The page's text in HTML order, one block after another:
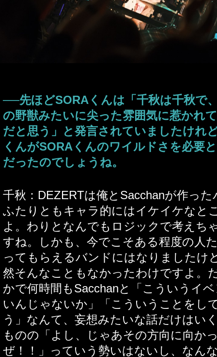
──先ほどSORAくんは「千秋は千秋で
の野獣みたいに尖った雰囲気に惹かれ
だと思う」と発言されていましたけれ
くんがSORAくんのワイルドさを必要
だったのでしょうね。
千秋：DEZERTは俺とSacchanが作っ
ふたりともキャラ的にはイケイケなと
よ。わりとなんでもロジックで考えち
すね。しかも、今でこそある程度の人
ってもらえるバンドにはなりましたけ
然そんなこともなかったわけですよ。
かで何時間もSacchanと「こういうイ
いんじゃないか」「こういうことをし
う」なんて、妄想みたいな話だけはい
ものの「よし、じゃあその方向に向か
ぜ！！」っていう勢いはないし、なん